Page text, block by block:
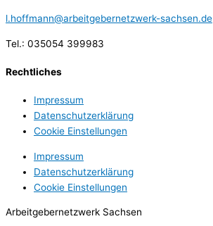
l.hoffmann@arbeitgebernetzwerk-sachsen.de
Tel.: 035054 399983
Rechtliches
Impressum
Datenschutzerklärung
Cookie Einstellungen
Impressum
Datenschutzerklärung
Cookie Einstellungen
Arbeitgebernetzwerk Sachsen